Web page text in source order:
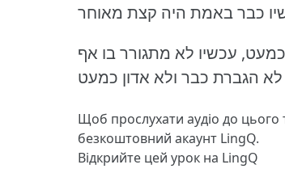
עכשיו לא מתגורר בו אף
הגברת כבר ולא אדון כמעט
Щоб прослухати аудіо до цього
безкоштовний акаунт LingQ.
Відкрийте цей урок на LingQ